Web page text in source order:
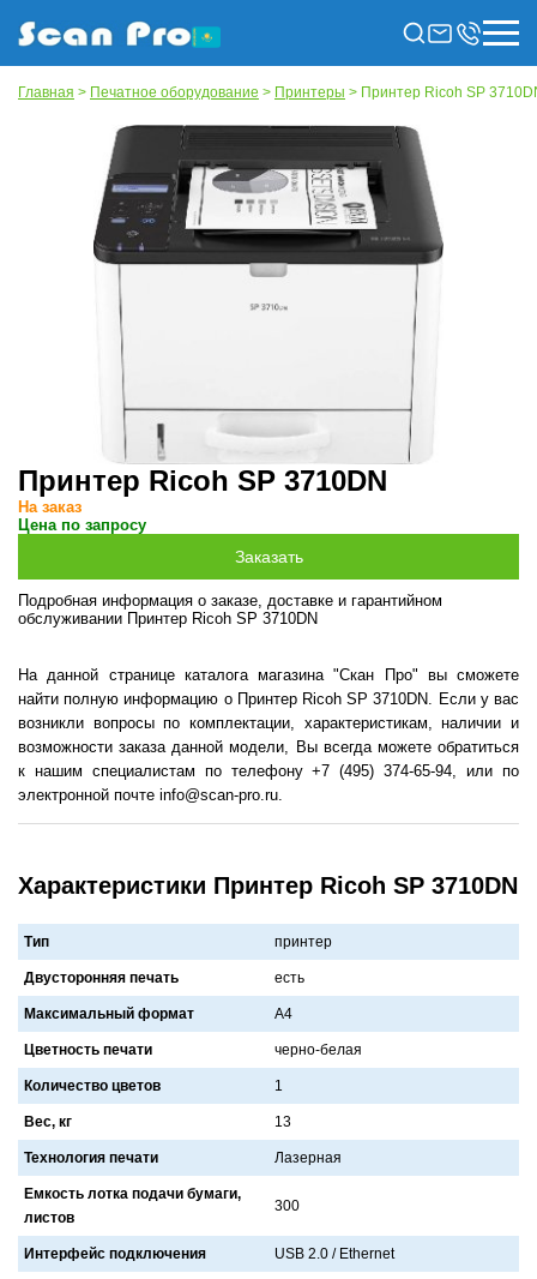
Главная > Печатное оборудование > Принтеры > Принтер Ricoh SP
Принтер Ricoh SP 3710DN
На заказ
Цена по запросу
Подробная информация о заказе, доставке и гарантийном
обслуживании Принтер Ricoh SP 3710DN
На данной странице каталога магазина "Скан Про" вы сможете
найти полную информацию о Принтер Ricoh SP 3710DN. Если у вас
возникли вопросы по комплектации, характеристикам, наличии и
возможности заказа данной модели, Вы всегда можете обратиться
к нашим специалистам по телефону +7 (495) 374-65-94, или по
электронной почте info@scan-pro.ru.
Характеристики Принтер Ricoh SP 3710DN
Тип принтер
Двусторонняя печать есть
Максимальный формат A4
Цветность печати черно-белaя
Количество цветов 1
Вес, кг 13
Технология печати Лaзернaя
Емкость лотка подачи бумаги,
листов
300
Интерфейс подключения USB 2.0 / Ethernet